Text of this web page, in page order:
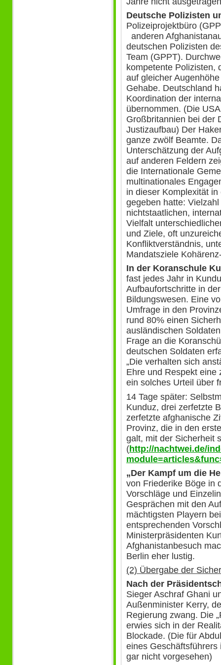
Deutsche Polizisten
Polizeiprojektbüro
anderen
deutschen Polizisten
Team (GPPT).
kompetente Polizisten,
auf gleicher
Gehabe. Deutschland
Koordination der
übernommen. (Die
Großbritannien bei der
Justizaufbau) Der
ganze zwölf Beamte.
Unterschätzung der
auf anderen Feldern
die Internationale
multinationales
in dieser Komplexität
gegeben hatte:
nichtstaatlichen,
Vielfalt
und Ziele, oft
Konfliktverständnis,
Mandatsziele
In der Koranschule
fast jedes Jahr in
Aufbaufortschritte in
Bildungswesen. Eine
Umfrage in den
rund 80% einen
ausländischen
Frage an die
deutschen Soldaten
„Die verhalten sich
Ehre und Respekt eine
ein solches Urteil über
14 Tage später:
Kunduz, drei zerfetzte
zerfetzte afghanische
Provinz, die in den
galt, mit der Sicherheit
(http://nachtwei.de/
„Der Kampf um die
von Friederike Böge in
Vorschläge und
Gesprächen mit den
mächtigsten Playern
entsprechenden
Ministerpräsidenten
Afghanistanbesuch
Berlin eher lustig.
(2) Übergabe der
Nach der
Sieger Aschraf Ghani
Außenminister Kerry,
Regierung zwang. Die
erwies sich in der
Blockade. (Die für
eines
gar nicht vorgesehen)